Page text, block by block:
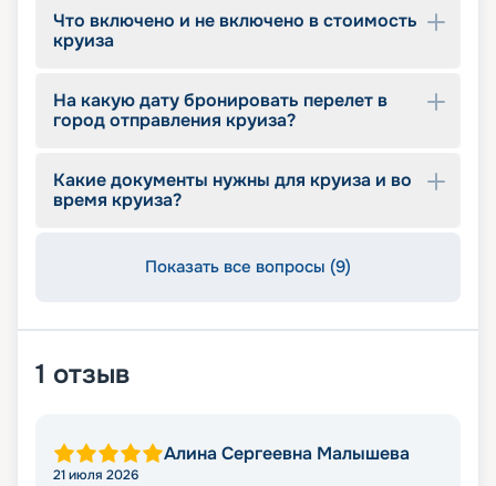
Что включено и не включено в стоимость
круиза
На какую дату бронировать перелет в
город отправления круиза?
Какие документы нужны для круиза и во
время круиза?
Показать все вопросы (9)
1 отзыв
Алина Сергеевна Малышева
21 июля 2026